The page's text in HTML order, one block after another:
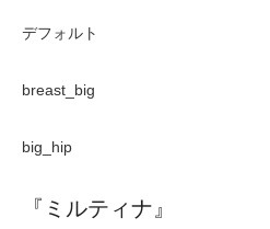
デフォルト
breast_big
big_hip
『ミルティナ』